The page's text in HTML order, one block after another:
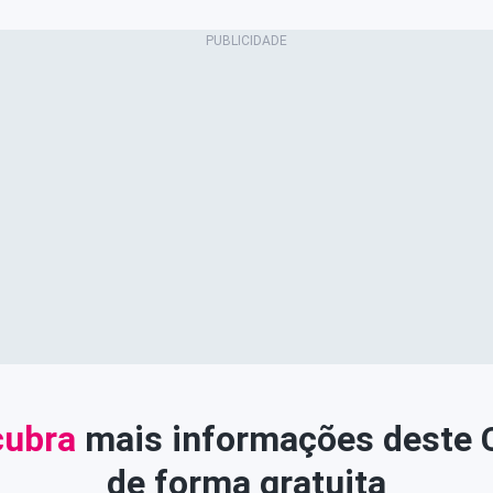
mais informações deste
de forma gratuita